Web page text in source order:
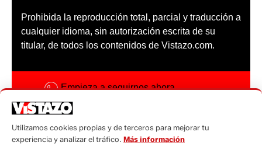
Prohibida la reproducción total, parcial y traducción a
cualquier idioma, sin autorización escrita de su
titular, de todos los contenidos de Vistazo.com.
Empieza a seguirnos ahora
Código ética
Utilizamos cookies propias y de terceros para mejorar tu
experiencia y analizar el tráfico. Más información